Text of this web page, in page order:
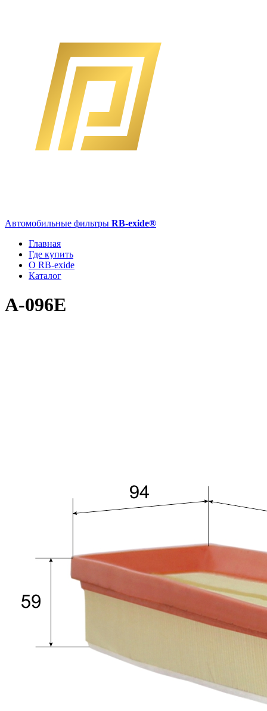
Автомобильные фильтры RB-exide®
Главная
Где купить
О RB-exide
Каталог
A-096E